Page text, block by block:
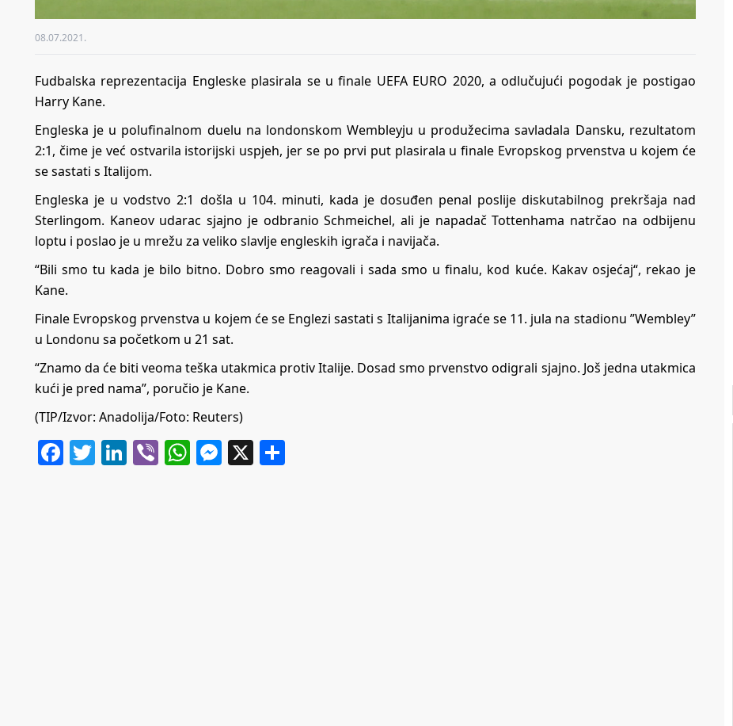
08.07.2021.
Fudbalska reprezentacija Engleske plasirala se u finale UEFA EURO 2020, a odlučujući pogodak je postigao
Harry Kane.
Engleska je u polufinalnom duelu na londonskom Wembleyju u produžecima savladala Dansku, rezultatom
2:1, čime je već ostvarila istorijski uspjeh, jer se po prvi put plasirala u finale Evropskog prvenstva u kojem će
se sastati s Italijom.
Engleska je u vodstvo 2:1 došla u 104. minuti, kada je dosuđen penal poslije diskutabilnog prekršaja nad
Sterlingom. Kaneov udarac sjajno je odbranio Schmeichel, ali je napadač Tottenhama natrčao na odbijenu
loptu i poslao je u mrežu za veliko slavlje engleskih igrača i navijača.
“Bili smo tu kada je bilo bitno. Dobro smo reagovali i sada smo u finalu, kod kuće. Kakav osjećaj“, rekao je
Kane.
Finale Evropskog prvenstva u kojem će se Englezi sastati s Italijanima igraće se 11. jula na stadionu ”Wembley”
u Londonu sa početkom u 21 sat.
“Znamo da će biti veoma teška utakmica protiv Italije. Dosad smo prvenstvo odigrali sjajno. Još jedna utakmica
kući je pred nama”, poručio je Kane.
(TIP/Izvor: Anadolija/Foto: Reuters)
Facebook
Twitter
LinkedIn
ViberWhatsApp
Messenger
X